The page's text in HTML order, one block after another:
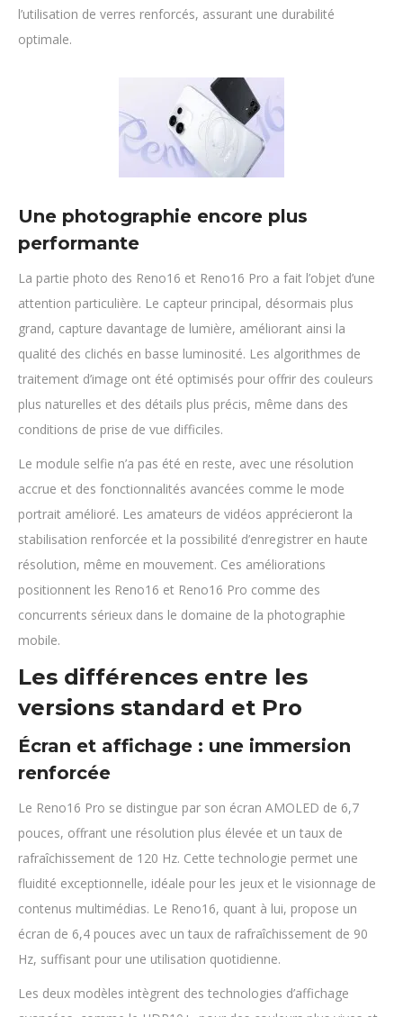
l’utilisation de verres renforcés, assurant une durabilité
optimale.
Une photographie encore plus
performante
La partie photo des Reno16 et Reno16 Pro a fait l’objet d’une
attention particulière. Le capteur principal, désormais plus
grand, capture davantage de lumière, améliorant ainsi la
qualité des clichés en basse luminosité. Les algorithmes de
traitement d’image ont été optimisés pour offrir des couleurs
plus naturelles et des détails plus précis, même dans des
conditions de prise de vue difficiles.
Le module selfie n’a pas été en reste, avec une résolution
accrue et des fonctionnalités avancées comme le mode
portrait amélioré. Les amateurs de vidéos apprécieront la
stabilisation renforcée et la possibilité d’enregistrer en haute
résolution, même en mouvement. Ces améliorations
positionnent les Reno16 et Reno16 Pro comme des
concurrents sérieux dans le domaine de la photographie
mobile.
Les différences entre les
versions standard et Pro
Écran et affichage : une immersion
renforcée
Le Reno16 Pro se distingue par son écran AMOLED de 6,7
pouces, offrant une résolution plus élevée et un taux de
rafraîchissement de 120 Hz. Cette technologie permet une
fluidité exceptionnelle, idéale pour les jeux et le visionnage de
contenus multimédias. Le Reno16, quant à lui, propose un
écran de 6,4 pouces avec un taux de rafraîchissement de 90
Hz, suffisant pour une utilisation quotidienne.
Les deux modèles intègrent des technologies d’affichage